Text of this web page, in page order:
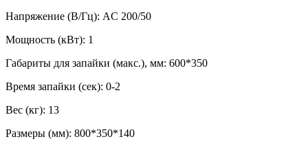
Напряжение (В/Гц): AC 200/50
Мощность (кВт): 1
Габариты для запайки (макс.), мм: 600*350
Время запайки (сек): 0-2
Вес (кг): 13
Размеры (мм): 800*350*140